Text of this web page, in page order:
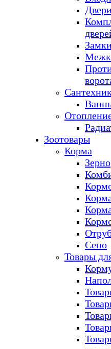
Зоотовары
Корма
Зерно
Сено
Товары